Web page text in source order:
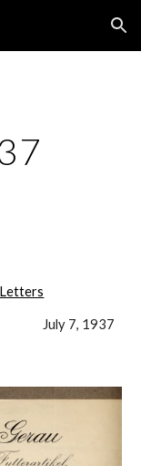
Skip to navigation
July 7, 1937